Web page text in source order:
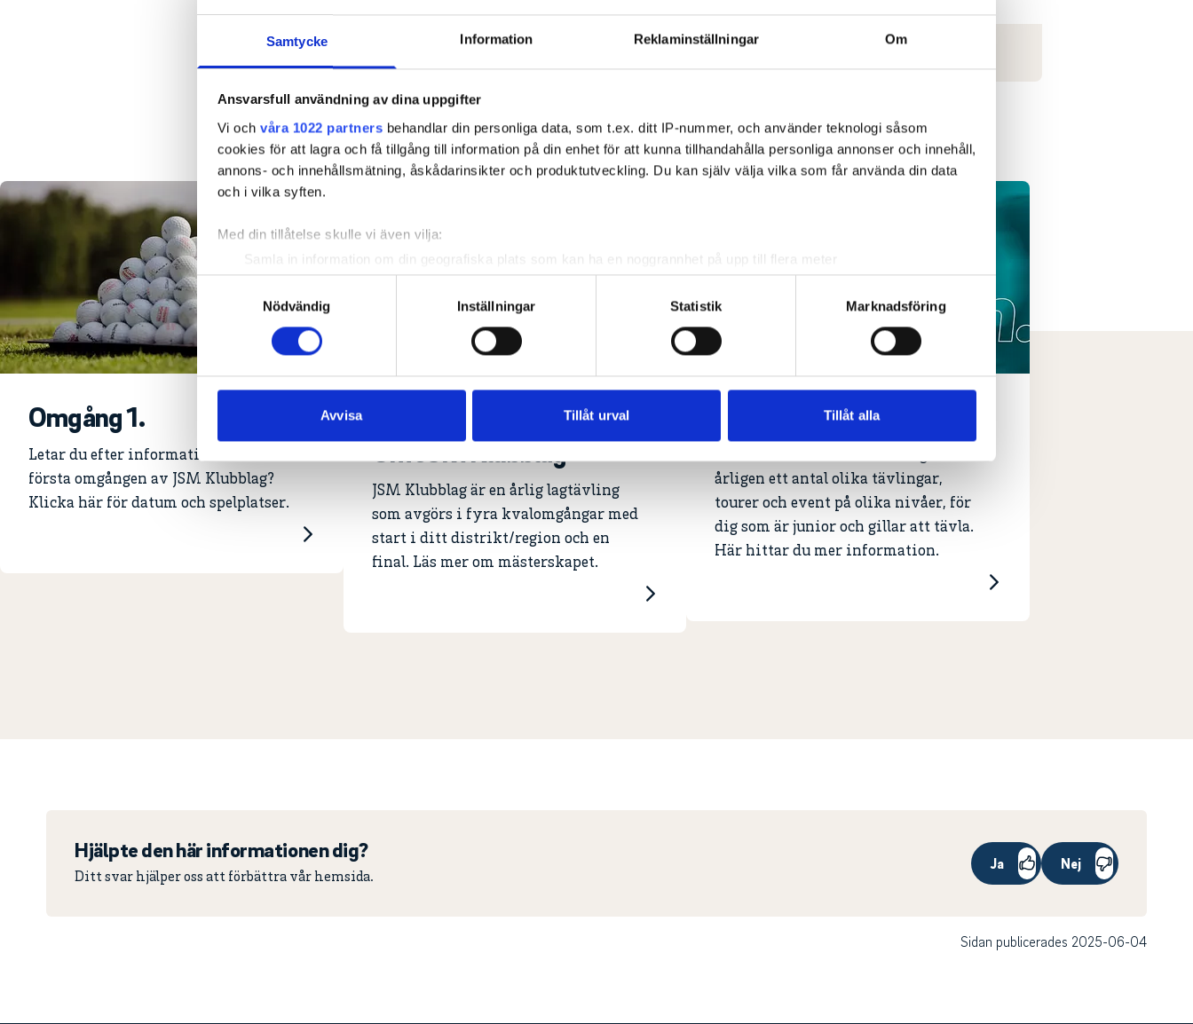
Samtycke Information Reklaminställningar Om
Ansvarsfull användning av dina uppgifter
Vi och våra 1022 partners behandlar din personliga data, som t.ex. ditt IP-nummer, och använder teknologi såsom
cookies för att lagra och få tillgång till information på din enhet för att kunna tillhandahålla personliga annonser och innehåll,
annons- och innehållsmätning, åskådarinsikter och produktutveckling. Du kan själv välja vilka som får använda din data
och i vilka syften.
Med din tillåtelse skulle vi även vilja:
Samla in information om din geografiska plats som kan ha en noggrannhet på upp till flera meter
Identifiera din enhet genom att aktivt skanna den för specifika kännetecken (fingeravtryck)
Ta reda på mer om hur dina personliga uppgifter behandlas och ställ in dina preferenser i
detaljsektionen. Du kan ändra
eller dra tillbaka ditt samtycke när som helst från cookie-förklaringen.
sociala medier och analysera vår trafik. Vi vidarebefordrar även sådana identifierare och annan information från din enhet
till de sociala medier och annons- och analysföretag som vi samarbetar med. Dessa kan i sin tur kombinera informationen
Samtyckesval
Nödvändig
Inställningar Statistik Marknadsföring
Avvisa Tillåt urval Tillåt alla
22–23 augusti Stockholm
Omgång 1.
Letar du efter information om den
första omgången av JSM Klubblag?
Klicka här för datum och spelplatser.
Om JSM Klubblag
JSM Klubblag är en årlig lagtävling
som avgörs i fyra kvalomgångar med
start i ditt distrikt/region och en
final. Läs mer om mästerskapet.
Fler juniortävlingar
årligen ett antal olika tävlingar,
tourer och event på olika nivåer, för
dig som är junior och gillar att tävla.
Här hittar du mer information.
Hjälpte den här informationen dig?
Ditt svar hjälper oss att förbättra vår hemsida.
Ja Nej
Sidan publicerades 2025-06-04